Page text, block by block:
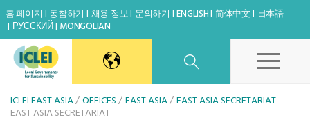
홈 페이지 동참하기 채용 정보 문의하기 ENGLISH 简体中文
日本語
РУССКИЙ MONGOLIAN
East Asia Secretariat
ICLEI EAST ASIA OFFICES EAST ASIA EAST ASIA SECRETARIAT
EAST ASIA SECRETARIAT